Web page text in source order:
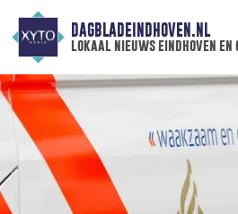
DAGBLADEINDHOVEN.NL
lokaal nieuws eindhoven en